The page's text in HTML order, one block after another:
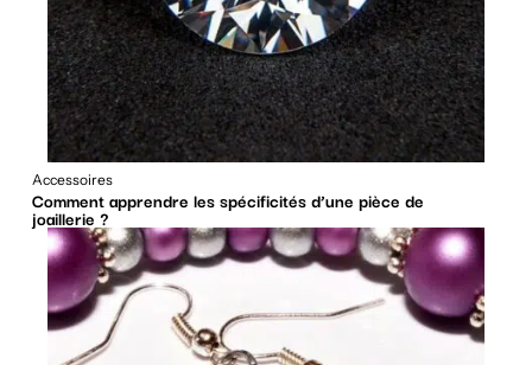
Accessoires
Comment apprendre les spécificités d’une pièce de
joaillerie ?